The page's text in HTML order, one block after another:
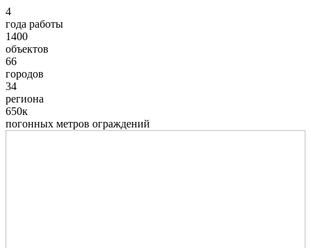
4
года работы
1400
объектов
66
городов
34
региона
650к
погонных метров ограждений